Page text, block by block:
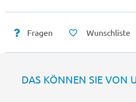
Fragen Wunschliste
DAS KÖNNEN SIE VON